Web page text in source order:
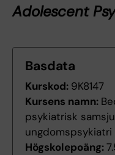
Adolescent
Basdata
Kurskod: 9K8147
Kursens namn:
psykiatrisk
ungdomspsykiatri
Högskolepoäng: